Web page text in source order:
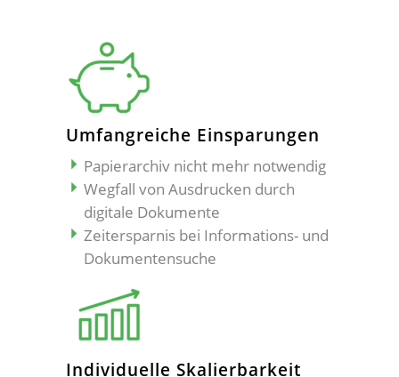
Umfangreiche Einsparungen
Papierarchiv nicht mehr notwendig
Wegfall von Ausdrucken durch
digitale Dokumente
Zeitersparnis bei Informations- und
Dokumentensuche
Individuelle Skalierbarkeit